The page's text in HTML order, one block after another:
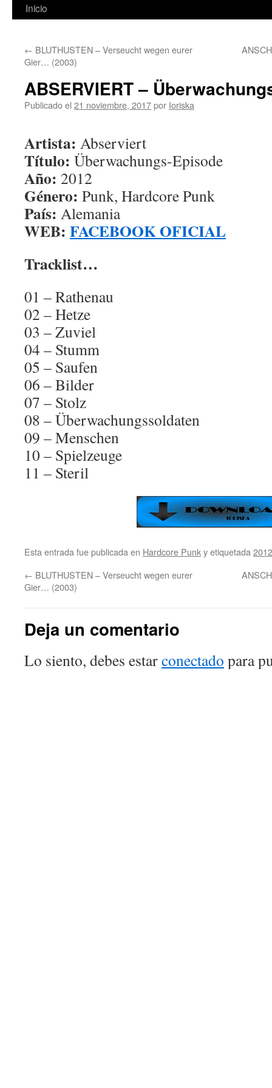
Inicio
← BLUTHUSTEN – Verseucht wegen eurer
Gier… (2003)
ABSERVIERT –
Publicado el 21 noviembre, 2017por Ioriska
Artista: Abserviert
Título: Überwachungs​-​Episode
Año: 2012
Género: Punk, Hardcore Punk
País: Alemania
WEB: FACEBOOK OFICIAL
Tracklist…
01 – Rathenau
02 – Hetze
03 – Zuviel
04 – Stumm
05 – Saufen
06 – Bilder
07 – Stolz
08 – Überwachungssoldaten
09 – Menschen
10 – Spielzeuge
11 – Steril
Esta entrada fue publicada en Hardcore Punky etiquetada 2012
← BLUTHUSTEN – Verseucht wegen eurer
Gier… (2003)
Deja un comentario
Lo siento, debes estarconectado para